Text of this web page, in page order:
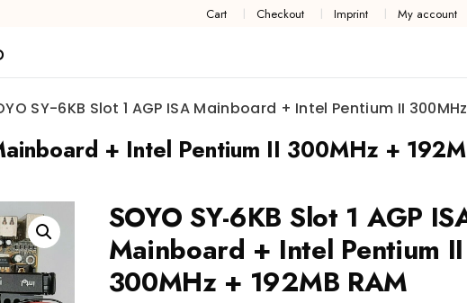
Cart Checkout Imprint My account
SY-6KB Slot 1 AGP ISA Mainboard + Intel Pentium II
+ Intel Pentium II 300MHz +
SOYO SY-6KB Slot 1 AGP
Mainboard + Intel Pentium II
300MHz + 192MB RAM